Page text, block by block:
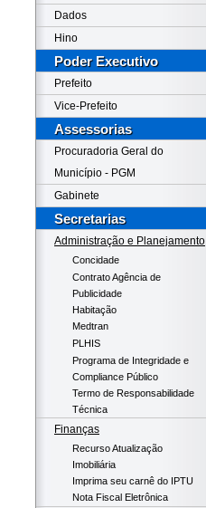
Dados
Hino
Poder Executivo
Prefeito
Vice-Prefeito
Assessorias
Procuradoria Geral do
Município - PGM
Gabinete
Secretarias
Administração e Planejamento
Concidade
Contrato Agência de
Publicidade
Habitação
Medtran
PLHIS
Programa de Integridade e
Compliance Público
Termo de Responsabilidade
Técnica
Finanças
Recurso Atualização
Imobiliária
Imprima seu carnê do IPTU
Nota Fiscal Eletrônica